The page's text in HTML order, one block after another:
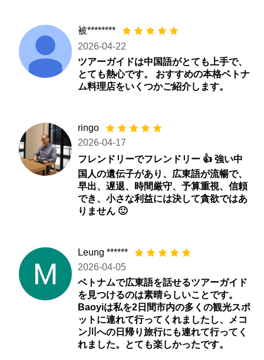
被********
2026-04-22
ツアーガイドは中国語がとても上手で、
とても熱心です。 おすすめの本格ベトナ
ム料理店をいくつかご紹介します。
ringo
2026-04-17
フレンドリーでフレンドリー 👍 強い中
国人の遺伝子があり、広東語が流暢で、
早出、遅退、時間厳守、予算重視、信頼
でき、小さな利益には決して貪欲ではあ
りません 🙂
Leung ******
2026-04-05
ベトナムで広東語を話せるツアーガイド
を見つけるのは素晴らしいことです。
Baoyiは私を2日間市内の多くの観光スポ
ットに連れて行ってくれましたし、メコ
ン川への日帰り旅行にも連れて行ってく
れました。とても楽しかったです。